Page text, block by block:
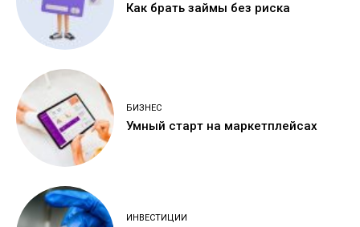
Как брать займы без риска
БИЗНЕС
Умный старт на маркетплейсах
ИНВЕСТИЦИИ